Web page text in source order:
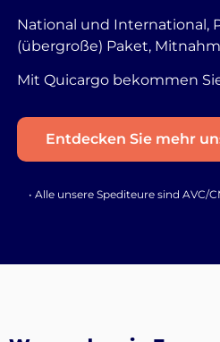
National und International,
(übergroße) Paket,
Mit Quicargo bekommen
Entdecken Sie mehr
• Alle unsere Spediteure sind AVC/